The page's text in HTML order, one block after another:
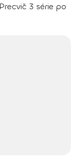
Precvič 3 série po